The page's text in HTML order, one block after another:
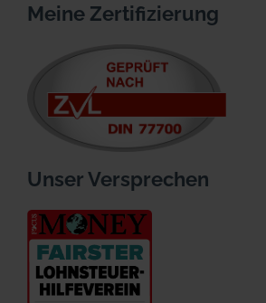
Meine Zertifizierung
Unser Versprechen